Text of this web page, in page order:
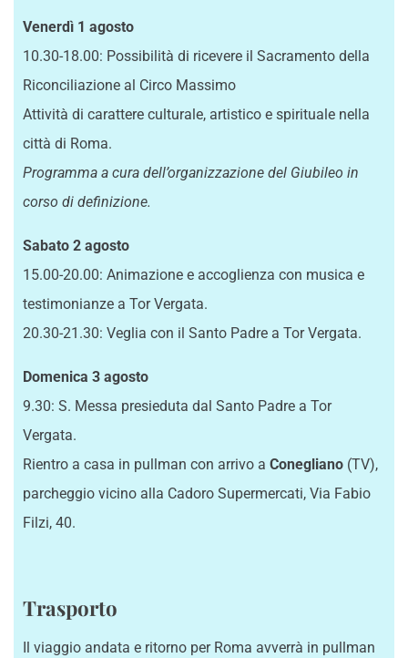
Venerdì 1 agosto
10.30-18.00: Possibilità di ricevere il Sacramento della
Riconciliazione al Circo Massimo
Attività di carattere culturale, artistico e spirituale nella
città di Roma.
Programma a cura dell’organizzazione del Giubileo in
corso di definizione.
Sabato 2 agosto
15.00-20.00: Animazione e accoglienza con musica e
testimonianze a Tor Vergata.
20.30-21.30: Veglia con il Santo Padre a Tor Vergata.
Domenica 3 agosto
9.30: S. Messa presieduta dal Santo Padre a Tor
Vergata.
Rientro a casa in pullman con arrivo a Conegliano (TV),
parcheggio vicino alla Cadoro Supermercati, Via Fabio
Filzi, 40.
Trasporto
Il viaggio andata e ritorno per Roma avverrà in pullman